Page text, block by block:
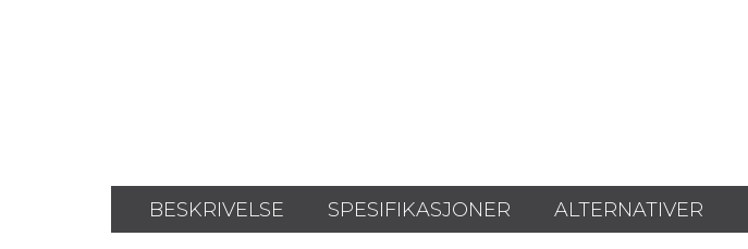
BESKRIVELSE SPESIFIKASJONER ALTERNATIVER